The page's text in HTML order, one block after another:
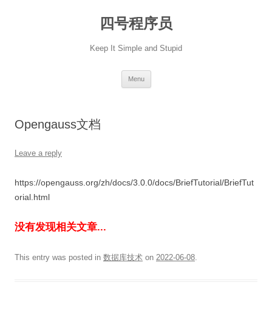
四号程序员
Keep It Simple and Stupid
Menu
Opengauss文档
Leave a reply
https://opengauss.org/zh/docs/3.0.0/docs/BriefTutorial/BriefTut
orial.html
没有发现相关文章...
This entry was posted in 数据库技术 on 2022-06-08.